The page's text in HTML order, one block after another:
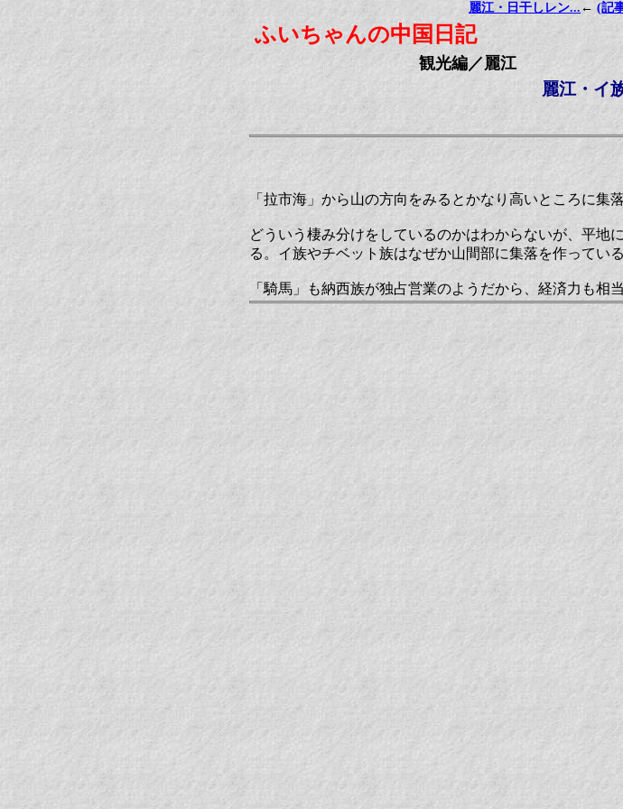
麗江・日干しレン... ← (記
ふいちゃんの中国日記
観光編／麗江
麗江・イ
「拉市海」から山の方向をみるとかなり高いところに集
どういう棲み分けをしているのかはわからないが、平地
る。イ族やチベット族はなぜか山間部に集落を作ってい
「騎馬」も納西族が独占営業のようだから、経済力も相